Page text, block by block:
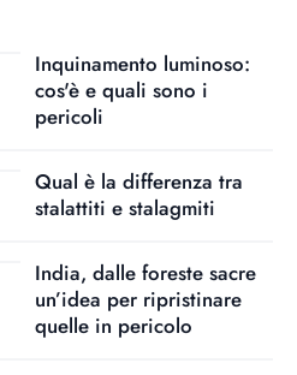
Inquinamento luminoso:
cos'è e quali sono i
pericoli
Qual è la differenza tra
stalattiti e stalagmiti
India, dalle foreste sacre
un’idea per ripristinare
quelle in pericolo